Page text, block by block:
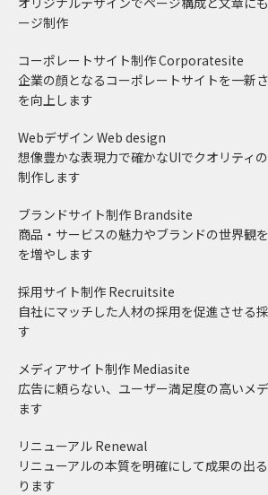
ージ制作
コーポレートサイト制作Corporatesite
企業の顔となるコーポレートサイトを一新
を向上します
Webデザイン Web design
想像豊かな表現力で確かなUIでクオリティ
制作します
ブランドサイト制作 Brandsite
商品・サービスの魅力やブランドの世界観
を増やします
採用サイト制作 Recruitsite
自社にマッチした人材の採用を促進させる
す
メディアサイト制作 Mediasite
広告に頼らない、ユーザー満足度の高いメ
ます
リニューアル Renewal
リニューアルの本質を明確にして成果の出
ります